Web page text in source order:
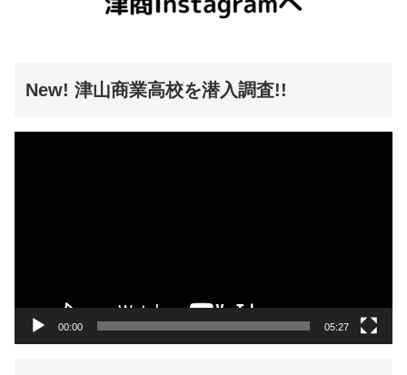
New! 津山商業高校を潜入調査!!
00:00 05:27